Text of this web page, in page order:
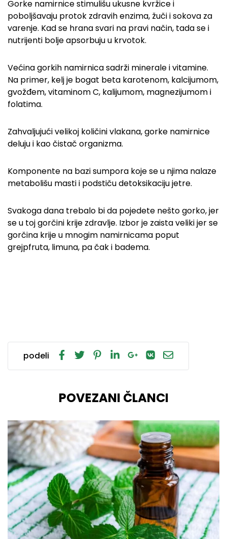
Gorke namirnice stimulišu ukusne kvržice i
poboljšavaju protok zdravih enzima, žuči i sokova za
varenje. Kad se hrana svari na pravi način, tada se i
nutrijenti bolje apsorbuju u krvotok.
Većina gorkih namirnica sadrži minerale i vitamine.
Na primer, kelj je bogat beta karotenom, kalcijumom,
gvožđem, vitaminom C, kalijumom, magnezijumom i
folatima.
Zahvaljujući velikoj količini vlakana, gorke namirnice
deluju i kao čistač organizma.
Komponente na bazi sumpora koje se u njima nalaze
metabolišu masti i podstiču detoksikaciju jetre.
Svakoga dana trebalo bi da pojedete nešto gorko, jer
se u toj gorčini krije zdravlje. Izbor je zaista veliki jer se
gorčina krije u mnogim namirnicama poput
grejpfruta, limuna, pa čak i badema.
podeli
POVEZANI ČLANCI